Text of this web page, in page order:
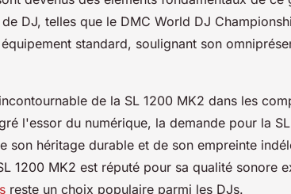
DJ, telles que le DMC World DJ
standard, soulignant son
de la SL 1200 MK2 dans les
l'essor du numérique, la demande pour la
son héritage durable et de son empreinte
1200 MK2 est réputé pour sa qualité sonore
reste un choix populaire parmi les DJs.